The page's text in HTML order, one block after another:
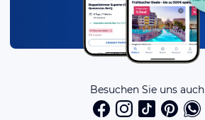
Besuchen Sie uns